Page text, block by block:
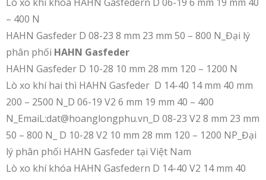
Lò xo khí khóa HAHN Gasfedern D 06-19 6 mm 19 mm 40
– 400 N
HAHN Gasfeder D 08-23 8 mm 23 mm 50 – 800 N_Đại lý
phân phối HAHN Gasfeder
HAHN Gasfeder D 10-28 10 mm 28 mm 120 – 1200 N
Lò xo khí hai thì HAHN Gasfeder D 14-40 14 mm 40 mm
200 – 2500 N_D 06-19 V2 6 mm 19 mm 40 – 400
N_EmaiL:dat@hoanglongphu.vn_D 08-23 V2 8 mm 23 mm
50 – 800 N_ D 10-28 V2 10 mm 28 mm 120 – 1200 NP_Đại
lý phân phối HAHN Gasfeder tại Việt Nam
Lò xo khí khóa HAHN Gasfedern D 14-40 V2 14 mm 40